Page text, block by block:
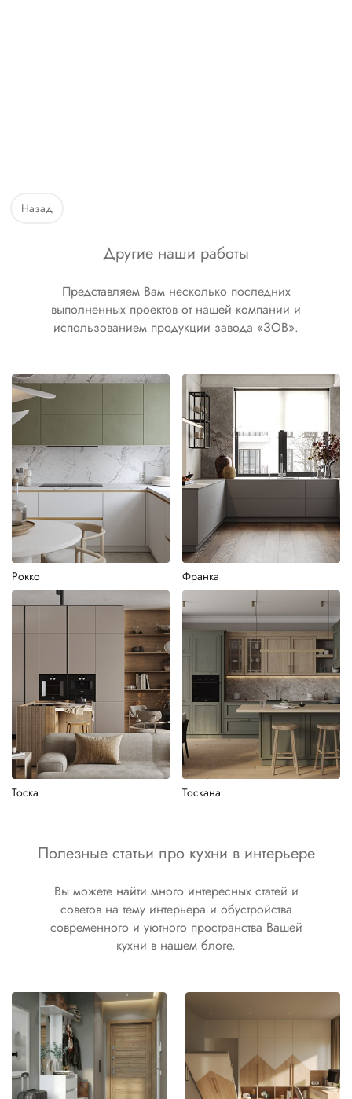
Назад
Другие наши работы
Представляем Вам несколько последних
выполненных проектов от нашей компании и
использованием продукции завода «ЗОВ».
Рокко Франка
Тоска Тоскана
Полезные статьи про кухни в интерьере
Вы можете найти много интересных статей и
советов на тему интерьера и обустройства
современного и уютного пространства Вашей
кухни в нашем блоге.